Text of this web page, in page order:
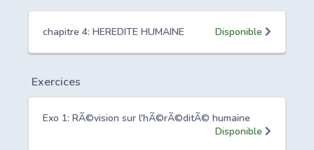
chapitre 4: HEREDITE HUMAINE Disponible
Exercices
Exo 1: RÃ©vision sur l'hÃ©rÃ©ditÃ© humaine
Disponible